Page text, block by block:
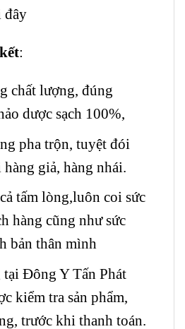
đây
:
chất lượng, đúng
dược sạch 100%,
pha trộn, tuyệt đói
giả, hàng nhái.
tấm lòng,luôn coi sức
hàng cũng như sức
bản thân mình
Đông Y Tấn Phát
kiểm tra sản phẩm,
trước khi thanh toán.